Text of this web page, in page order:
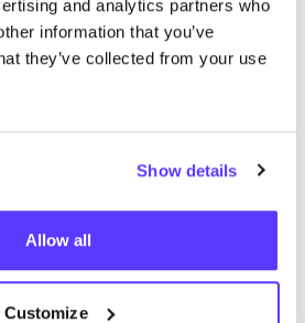
and analytics partners who
information that you’ve
they’ve collected from your use
Show details
Allow all
Customize
List Map